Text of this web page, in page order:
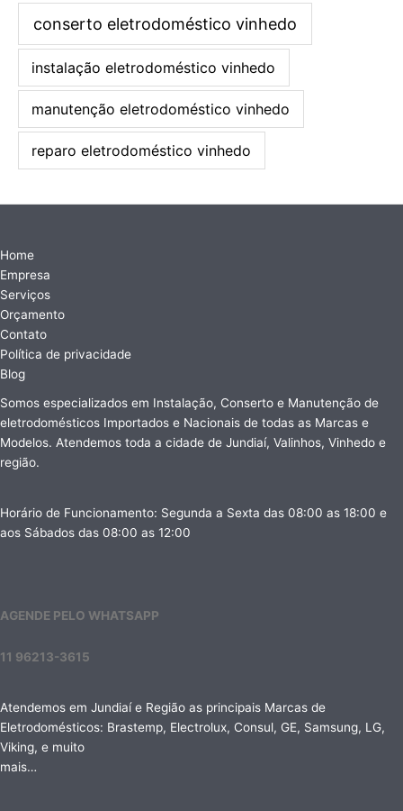
conserto eletrodoméstico vinhedo
instalação eletrodoméstico vinhedo
manutenção eletrodoméstico vinhedo
reparo eletrodoméstico vinhedo
Home
Empresa
Serviços
Orçamento
Contato
Política de privacidade
Blog
Somos especializados em Instalação, Conserto e Manutenção de
eletrodomésticos Importados e Nacionais de todas as Marcas e
Modelos. Atendemos toda a cidade de Jundiaí, Valinhos, Vinhedo e
região.
Horário de Funcionamento: Segunda a Sexta das 08:00 as 18:00 e
aos Sábados das 08:00 as 12:00
AGENDE PELO WHATSAPP
11 96213-3615
Atendemos em Jundiaí e Região as principais Marcas de
Eletrodomésticos: Brastemp, Electrolux, Consul, GE, Samsung, LG,
Viking, e muito
mais…